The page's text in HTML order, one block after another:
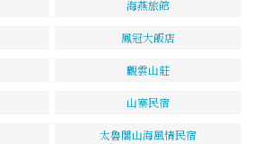
海燕旅館
鳳冠大飯店
觀雲山莊
山寨民宿
太魯閣山海風情民宿